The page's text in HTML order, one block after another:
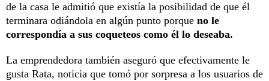
de la casa le admitió que existía la posibilidad de que él
terminara odiándola en algún punto porque no le
correspondía a sus coqueteos como él lo deseaba.
La emprendedora también aseguró que efectivamente le
gusta Rata, noticia que tomó por sorpresa a los usuarios de